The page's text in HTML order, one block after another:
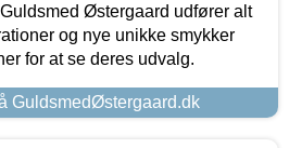
Østergaard udfører alt
og nye unikke smykker
for at se deres udvalg.
GuldsmedØstergaard.dk